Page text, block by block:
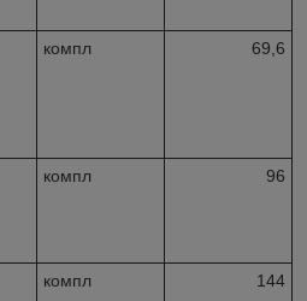
компл 69,6
компл 96
компл 144